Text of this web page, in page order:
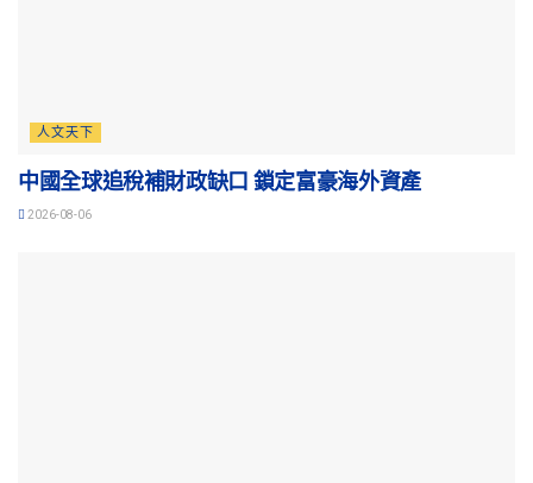
人文天下
中國全球追稅補財政缺口 鎖定富豪海外資產
2026-08-06